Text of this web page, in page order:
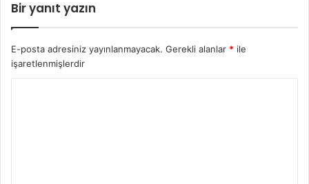
Bir yanıt yazın
E-posta adresiniz yayınlanmayacak. Gerekli alanlar * ile
işaretlenmişlerdir